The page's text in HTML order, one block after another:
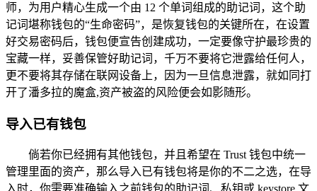
师，为用户精心生成一个由 12 个单词组成的助记词，这个助
记词堪称钱包的“生命密码”，是恢复钱包的关键所在，在设置
好交易密码后，钱包便宣告创建成功，一定要像守护最珍贵的
宝藏一样，妥善保管好助记词，千万不要将它泄露给任何人，
更不要将其存储在联网设备上，因为一旦信息泄露，就如同打
开了潘多拉的魔盒,资产被盗的风险便会如影随形。
导入已有钱包
倘若你已经拥有其他钱包，并且希望在 Trust 钱包中统一
管理里面的资产，那么导入已有钱包将是你的不二之选，在导